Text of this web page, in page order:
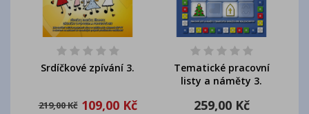
Srdíčkové zpívání 3.
219,00 Kč 109,00 Kč
Tematické pracovní
listy a náměty 3.
259,00 Kč